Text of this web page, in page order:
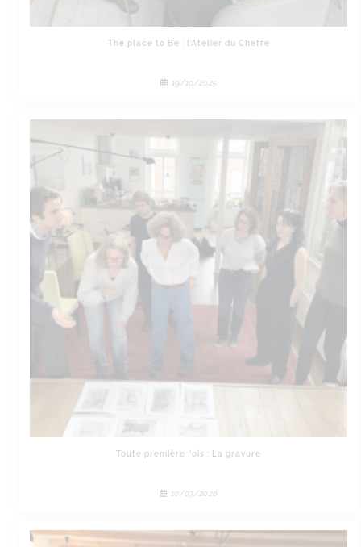
The place to Be : l’Atelier du Cheffe
19/10/2025
Toute première fois : La gravure
10/03/2026